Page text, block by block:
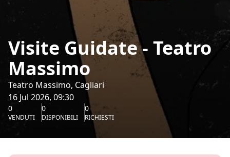
Visite Guidate - Teatro
Massimo
Teatro Massimo, Cagliari
16 Jul 2026, 09:30
0
VENDUTI
0
DISPONIBILI
0
RICHIESTI